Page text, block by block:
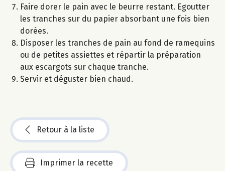
Faire dorer le pain avec le beurre restant. Egoutter
les tranches sur du papier absorbant une fois bien
dorées.
Disposer les tranches de pain au fond de ramequins
ou de petites assiettes et répartir la préparation
aux escargots sur chaque tranche.
Servir et déguster bien chaud.
Retour à la liste
Imprimer la recette